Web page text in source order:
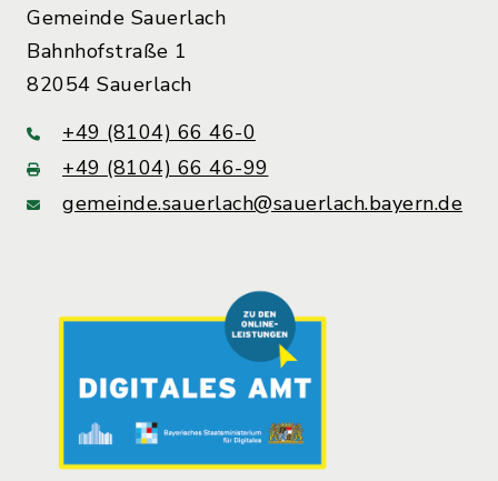
Gemeinde Sauerlach
Bahnhofstraße 1
82054 Sauerlach
+49 (8104) 66 46-0
+49 (8104) 66 46-99
gemeinde.sauerlach@sauerlach.bayern.de